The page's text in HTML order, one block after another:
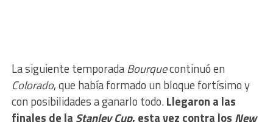
La siguiente temporadaBourquecontinuó en
Colorado, que había formado un bloque fortísimo y
con posibilidades a ganarlo todo.Llegaron a las
finales de la Stanley Cup, esta vez contra los New